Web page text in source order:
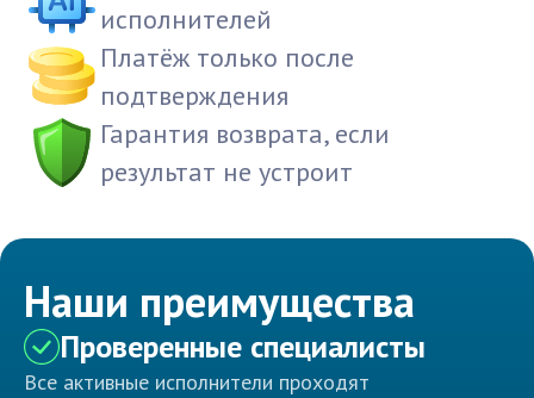
исполнителей
Платёж только после
подтверждения
Гарантия возврата, если
результат не устроит
Наши преимущества
Проверенные специалисты
Все активные исполнители проходят